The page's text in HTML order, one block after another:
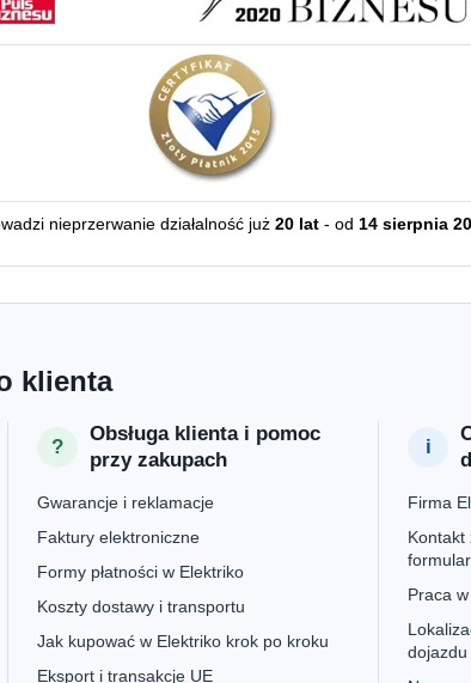
nieprzerwanie działalność już 20 lat - od 14 sierpnia
klienta
Obsługa klienta i pomoc
przy zakupach
Gwarancje i reklamacje
Faktury elektroniczne
Formy płatności w Elektriko
Koszty dostawy i transportu
Jak kupować w Elektriko krok po kroku
Eksport i transakcje UE
Firma
Kontakt
Praca
dojazdu